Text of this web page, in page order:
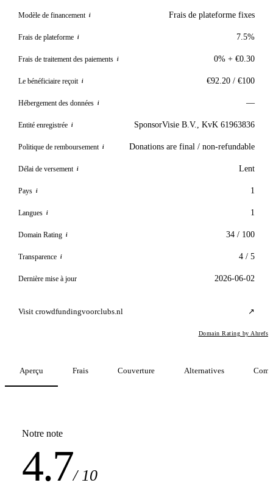
Modèle de financement i Frais de plateforme fixes
Frais de plateforme i 7.5%
Frais de traitement des paiements i 0% + €0.30
Le bénéficiaire reçoit i €92.20 / €100
Hébergement des données i —
Entité enregistrée i SponsorVisie B.V., KvK 61963836
Politique de remboursement i Donations are final / non-refundable
Délai de versement i Lent
Pays i 1
Langues i 1
Domain Rating i 34 / 100
Transparence i 4 / 5
Dernière mise à jour 2026-06-02
Visit crowdfundingvoorclubs.nl ↗
Domain Rating by Ahrefs
Aperçu Frais Couverture Alternatives
Notre note
4.7/ 10